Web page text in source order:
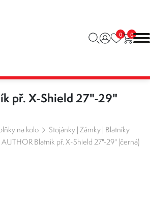
0 0
př. X-Shield 27"-29"
na kolo
Stojánky | Zámky | Blatníky
AUTHOR Blatník př. X-Shield 27"-29" (černá)